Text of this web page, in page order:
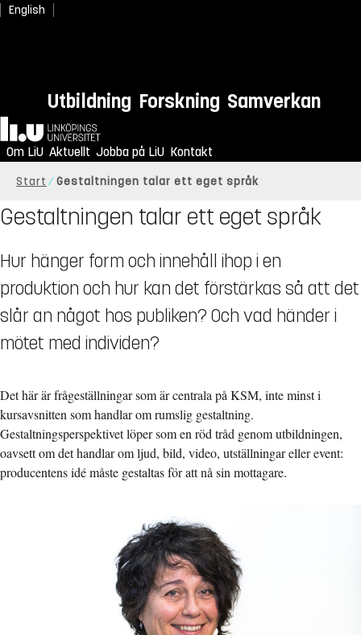
English
Utbildning Forskning Samverkan
Hem
Om LiU Aktuellt Jobba på LiU Kontakt
Start Gestaltningen talar ett eget språk
Gestaltningen talar ett eget språk
Hur hänger form och innehåll ihop i en
produktion och hur kan det förstärkas så att det
slår an något hos publiken? Och vad händer i
mötet med individen?
Det här är frågeställningar som är centrala på KSM, inte minst i
kursavsnitten som handlar om rumslig gestaltning.
Gestaltningsperspektivet löper som en röd tråd genom utbildningen,
oavsett om det handlar om ljud, bild, video, utställningar eller event:
producentens idé måste gestaltas för att nå sin mottagare.